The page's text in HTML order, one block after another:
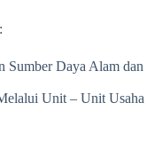
Sumber Daya Alam dan
Unit – Unit Usaha